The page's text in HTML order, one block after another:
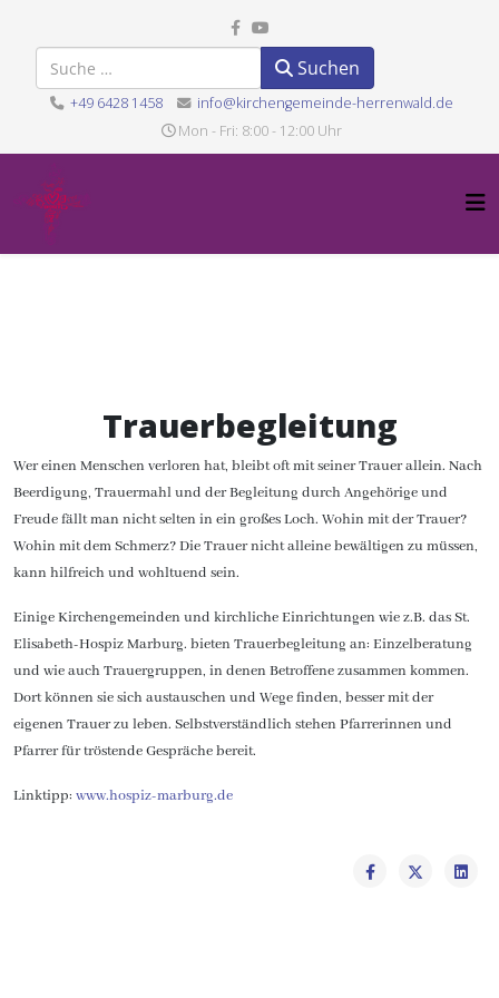
Suchen Suchen
+49 6428 1458
info@kirchengemeinde-herrenwald.de
Mon - Fri: 8:00 - 12:00 Uhr
Trauerbegleitung
Wer einen Menschen verloren hat, bleibt oft mit seiner Trauer allein. Nach
Beerdigung, Trauermahl und der Begleitung durch Angehörige und
Freude fällt man nicht selten in ein großes Loch. Wohin mit der Trauer?
Wohin mit dem Schmerz? Die Trauer nicht alleine bewältigen zu müssen,
kann hilfreich und wohltuend sein.
Einige Kirchengemeinden und kirchliche Einrichtungen wie z.B. das St.
Elisabeth-Hospiz Marburg. bieten Trauerbegleitung an: Einzelberatung
und wie auch Trauergruppen, in denen Betroffene zusammen kommen.
Dort können sie sich austauschen und Wege finden, besser mit der
eigenen Trauer zu leben. Selbstverständlich stehen Pfarrerinnen und
Pfarrer für tröstende Gespräche bereit.
Linktipp: www.hospiz-marburg.de